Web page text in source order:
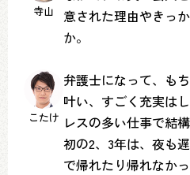
寺山
意された理由やきっ
か。
こたけ
弁護士になって、も
叶い、すごく充実は
レスの多い仕事で結
初の2、3年は、夜も
で帰れたり帰れなか